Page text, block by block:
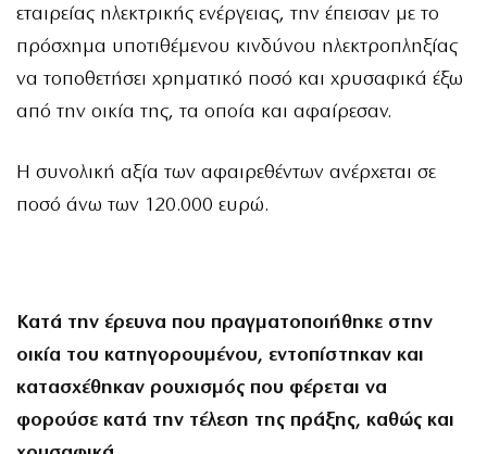
εταιρείας ηλεκτρικής ενέργειας, την έπεισαν με το
πρόσχημα υποτιθέμενου κινδύνου ηλεκτροπληξίας
να τοποθετήσει χρηματικό ποσό και χρυσαφικά έξω
από την οικία της, τα οποία και αφαίρεσαν.
Η συνολική αξία των αφαιρεθέντων ανέρχεται σε
ποσό άνω των 120.000 ευρώ.
Κατά την έρευνα που πραγματοποιήθηκε στην
οικία του κατηγορουμένου, εντοπίστηκαν και
κατασχέθηκαν ρουχισμός που φέρεται να
φορούσε κατά την τέλεση της πράξης, καθώς και